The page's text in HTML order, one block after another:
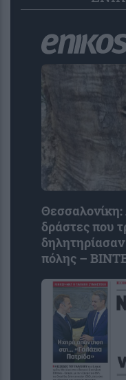
Θεσσαλονίκη:
δράστες που
πόλης –